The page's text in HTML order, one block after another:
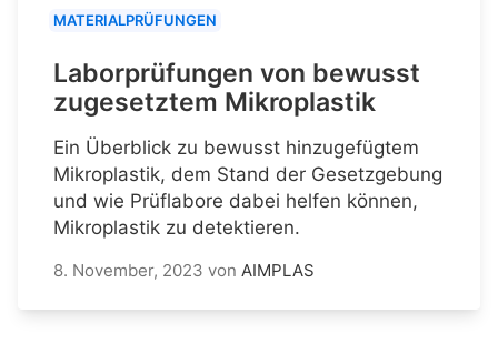
MATERIALPRÜFUNGEN
Laborprüfungen von bewusst
zugesetztem Mikroplastik
Ein Überblick zu bewusst hinzugefügtem
Mikroplastik, dem Stand der Gesetzgebung
und wie Prüflabore dabei helfen können,
Mikroplastik zu detektieren.
8. November, 2023 von AIMPLAS